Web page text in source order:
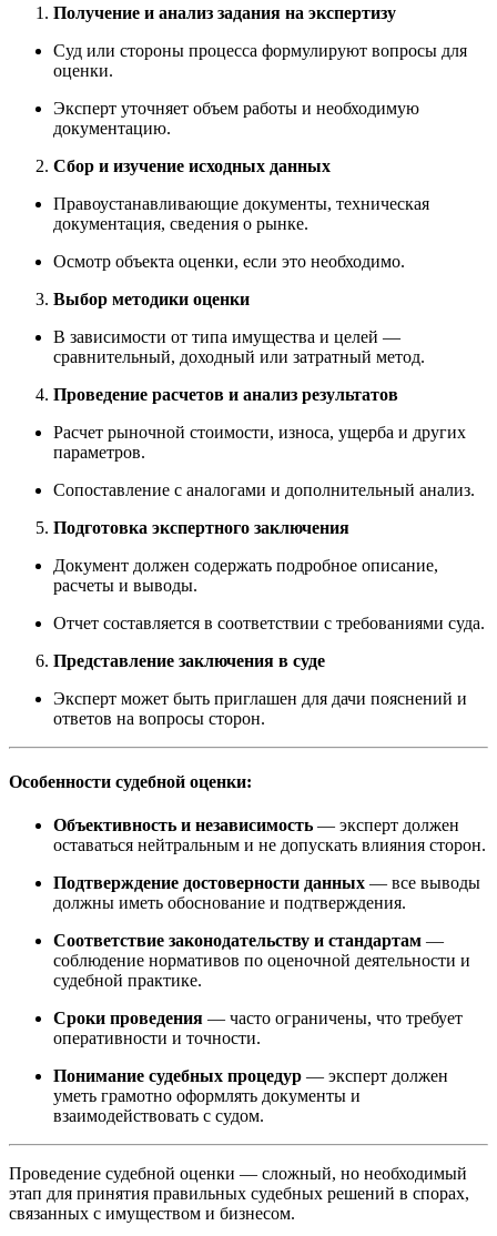
Получение и анализ задания на экспертизу
Суд или стороны процесса формулируют вопросы для
оценки.
Эксперт уточняет объем работы и необходимую
документацию.
Сбор и изучение исходных данных
Правоустанавливающие документы, техническая
документация, сведения о рынке.
Осмотр объекта оценки, если это необходимо.
Выбор методики оценки
В зависимости от типа имущества и целей —
сравнительный, доходный или затратный метод.
Проведение расчетов и анализ результатов
Расчет рыночной стоимости, износа, ущерба и других
параметров.
Сопоставление с аналогами и дополнительный анализ.
Подготовка экспертного заключения
Документ должен содержать подробное описание,
расчеты и выводы.
Отчет составляется в соответствии с требованиями суда.
Представление заключения в суде
Эксперт может быть приглашен для дачи пояснений и
ответов на вопросы сторон.
Особенности судебной оценки:
Объективность и независимость — эксперт должен
оставаться нейтральным и не допускать влияния сторон.
Подтверждение достоверности данных — все выводы
должны иметь обоснование и подтверждения.
Соответствие законодательству и стандартам —
соблюдение нормативов по оценочной деятельности и
судебной практике.
Сроки проведения — часто ограничены, что требует
оперативности и точности.
Понимание судебных процедур — эксперт должен
уметь грамотно оформлять документы и
взаимодействовать с судом.
Проведение судебной оценки — сложный, но необходимый
этап для принятия правильных судебных решений в спорах,
связанных с имуществом и бизнесом.